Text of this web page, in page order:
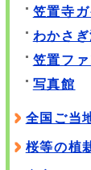
笠置寺
わかさ
笠置フ
写真館
全国ご当
桜等の植